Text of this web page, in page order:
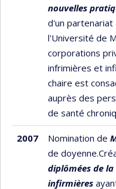
nouvelles
d'un partenariat
l'Université de
corporations
infrimières et
chaire est
auprès des
de santé
2007 Nomination de
de
diplômées de la
infirmières